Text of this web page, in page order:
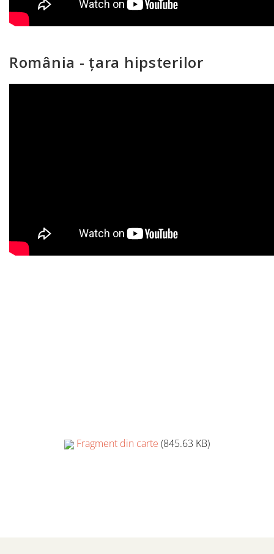
România - țara hipsterilor
Fragment din carte (845.63 KB)